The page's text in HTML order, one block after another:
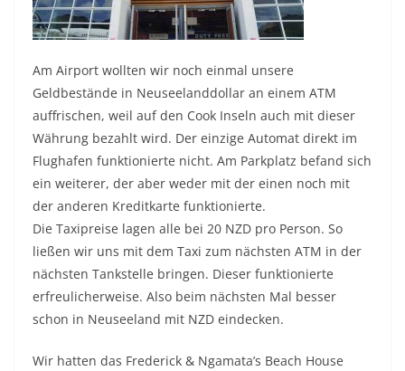
Am Airport wollten wir noch einmal unsere
Geldbestände in Neuseelanddollar an einem ATM
auffrischen, weil auf den Cook Inseln auch mit dieser
Währung bezahlt wird. Der einzige Automat direkt im
Flughafen funktionierte nicht. Am Parkplatz befand sich
ein weiterer, der aber weder mit der einen noch mit
der anderen Kreditkarte funktionierte.
Die Taxipreise lagen alle bei 20 NZD pro Person. So
ließen wir uns mit dem Taxi zum nächsten ATM in der
nächsten Tankstelle bringen. Dieser funktionierte
erfreulicherweise. Also beim nächsten Mal besser
schon in Neuseeland mit NZD eindecken.
Wir hatten das Frederick & Ngamata’s Beach House